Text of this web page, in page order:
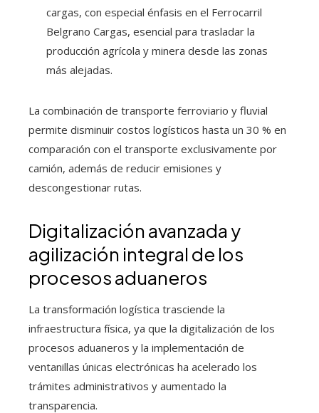
cargas, con especial énfasis en el Ferrocarril
Belgrano Cargas, esencial para trasladar la
producción agrícola y minera desde las zonas
más alejadas.
La combinación de transporte ferroviario y fluvial
permite disminuir costos logísticos hasta un 30 % en
comparación con el transporte exclusivamente por
camión, además de reducir emisiones y
descongestionar rutas.
Digitalización avanzada y
agilización integral de los
procesos aduaneros
La transformación logística trasciende la
infraestructura física, ya que la digitalización de los
procesos aduaneros y la implementación de
ventanillas únicas electrónicas ha acelerado los
trámites administrativos y aumentado la
transparencia.